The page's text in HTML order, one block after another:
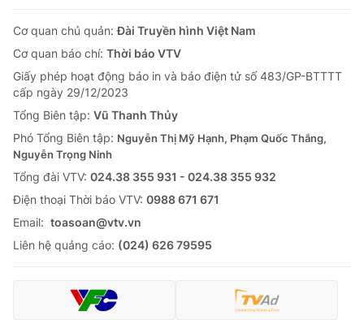
Cơ quan chủ quản:Đài Truyền hình Việt Nam
Cơ quan báo chí: Thời báo VTV
Giấy phép hoạt động báo in và báo điện tử số 483/GP-BTTTT
cấp ngày 29/12/2023
Tổng Biên tập: Vũ Thanh Thủy
Phó Tổng Biên tập: Nguyễn Thị Mỹ Hạnh, Phạm Quốc Thắng,
Nguyễn Trọng Ninh
Tổng đài VTV: 024.38 355 931 - 024.38 355 932
Ðiện thoại Thời báo VTV: 0988 671 671
Email: toasoan@vtv.vn
Liên hệ quảng cáo: (024) 626 79595